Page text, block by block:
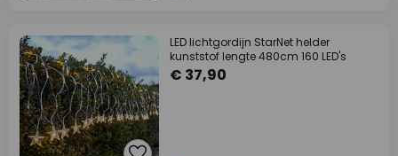
LED lichtgordijn StarNet helder
kunststof lengte 480cm 160 LED's
€ 37,90